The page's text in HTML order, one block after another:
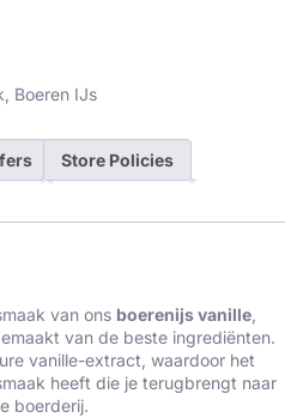
Boeren IJs
Store Policies
van ons boerenijs vanille
van de beste ingrediënten.
vanille-extract, waardoor het
heeft die je terugbrengt naar
boerderij.